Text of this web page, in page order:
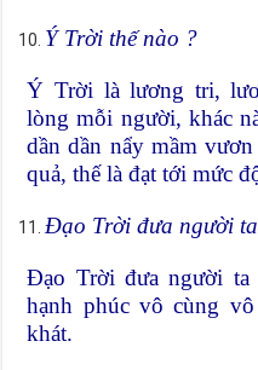
Ý Trời thế nào ?
Ý Trời là lương tri,
lòng mỗi người, khác
dần dần nẩy mầm
quả, thế là đạt tới mức
Đạo Trời đưa người
Đạo Trời đưa người
hạnh phúc vô cùng
khát.